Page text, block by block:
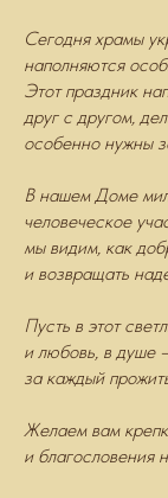
Сегодня храмы
наполняются
Этот праздник
друг с другом,
особенно нужны
В нашем Доме
человеческое
мы видим, как
и возвращать
Пусть в этот
и любовь, в душе
за каждый
Желаем вам
и благословения